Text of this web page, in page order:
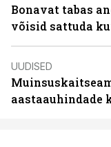
Bonavat tabas
võisid sattuda
UUDISED
aastaauhindade